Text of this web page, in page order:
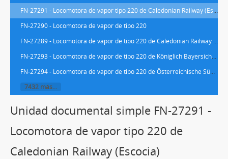
FN-27291 - Locomotora de vapor tipo 220 de Caledonian Railway (Escocia)
FN-27290 - Locomotora de vapor de tipo 220
FN-27289 - Locomotora de vapor de tipo 220 de Caledonian Railway (Escocia)
FN-27293 - Locomotora de vapor de tipo 220 de Königlich Bayersiche Staats-Eisenbahnen (Alemania)
FN-27294 - Locomotora de vapor de tipo 220 de Österreichische Südbahn-Gesellschaft (Austria)
7432 más...
Unidad documental simple FN-27291 -
Locomotora de vapor tipo 220 de
Caledonian Railway (Escocia)